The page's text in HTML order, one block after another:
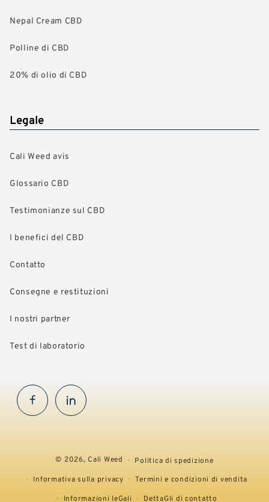
Nepal Cream CBD
Polline di CBD
20% di olio di CBD
Legale
Cali Weed avis
Glossario CBD
Testimonianze sul CBD
I benefici del CBD
Contatto
Consegne e restituzioni
I nostri partner
Test di laboratorio
FacebookInstaGram
© 2026,Cali Weed
Politica di spedizione
Informativa sulla privacy
Termini e condizioni di vendita
Informazioni leGali
DettaGli di contatto